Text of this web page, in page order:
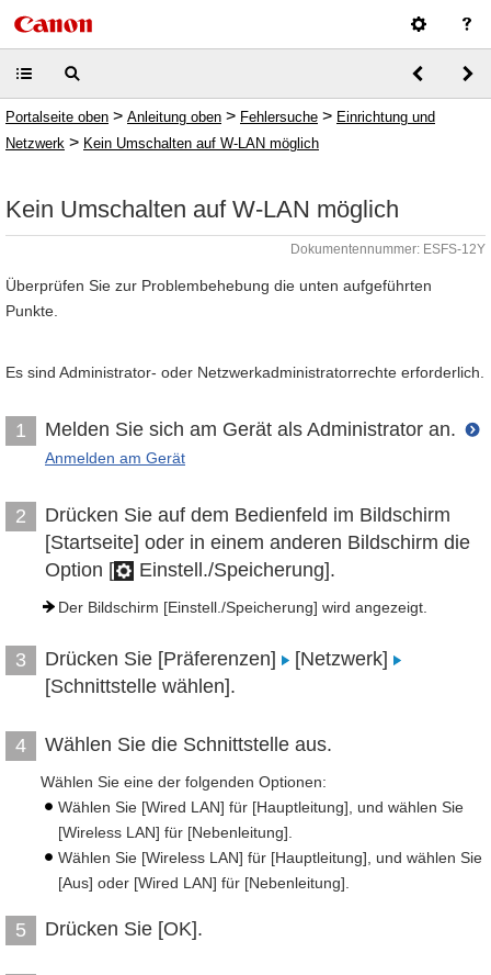
Portalseite oben > Anleitung oben > Fehlersuche > Einrichtung und
Netzwerk > Kein Umschalten auf W-LAN möglich
Kein Umschalten auf W-LAN möglich
Dokumentennummer: ESFS-12Y
Überprüfen Sie zur Problembehebung die unten aufgeführten
Punkte.
Es sind Administrator- oder Netzwerkadministratorrechte erforderlich.
1 Melden Sie sich am Gerät als Administrator an.
Anmelden am Gerät
2
Drücken Sie auf dem Bedienfeld im Bildschirm
[Startseite] oder in einem anderen Bildschirm die
Option [
Einstell./Speicherung].
Der Bildschirm [Einstell./Speicherung] wird angezeigt.
3 Drücken Sie [Präferenzen]
[Netzwerk]
[Schnittstelle wählen].
4 Wählen Sie die Schnittstelle aus.
Wählen Sie eine der folgenden Optionen:
Wählen Sie [Wired LAN] für [Hauptleitung], und wählen Sie
[Wireless LAN] für [Nebenleitung].
Wählen Sie [Wireless LAN] für [Hauptleitung], und wählen Sie
[Aus] oder [Wired LAN] für [Nebenleitung].
5 Drücken Sie [OK].